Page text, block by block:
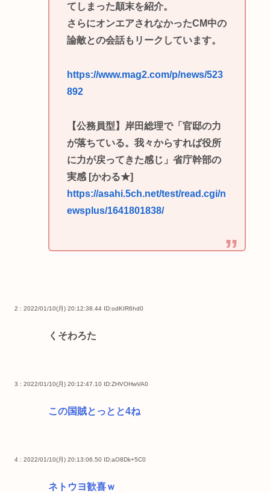
てしまった顛末を紹介。
さらにオンエアされなかったCM中の
論敵との会話もリークしています。
https://www.mag2.com/p/news/523
892
【公務員型】岸田総理で「官邸の力
が落ちている。我々からすれば役所
に力が戻ってきた感じ」省庁幹部の
実感 [かわる★]
https://asahi.5ch.net/test/read.cgi/n
ewsplus/1641801838/
2 : 2022/01/10(月) 20:12:38.44 ID:odKIR6hd0
くそわろた
3 : 2022/01/10(月) 20:12:47.10 ID:ZHVOHwVA0
この国賊とっとと4ね
4 : 2022/01/10(月) 20:13:06.50 ID:aO8Dk+5C0
ネトウヨ歓喜ｗ